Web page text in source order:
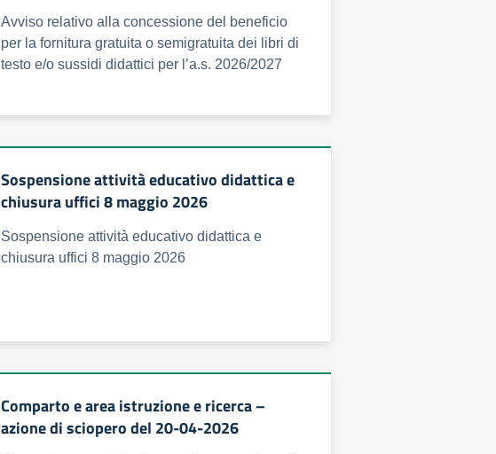
Avviso relativo alla concessione del beneficio
per la fornitura gratuita o semigratuita dei libri di
testo e/o sussidi didattici per l’a.s. 2026/2027
Sospensione attività educativo didattica e
chiusura uffici 8 maggio 2026
Sospensione attività educativo didattica e
chiusura uffici 8 maggio 2026
Comparto e area istruzione e ricerca –
azione di sciopero del 20-04-2026